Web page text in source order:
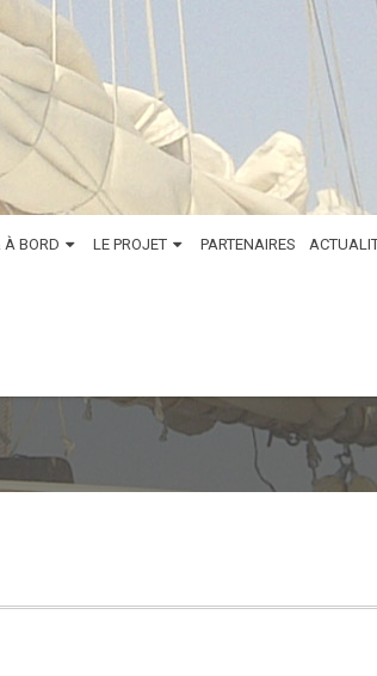
BORD LE PROJET PARTENAIRES